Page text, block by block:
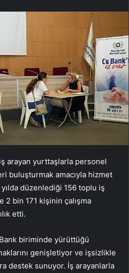
arayan yurttaşlarla personel
buluşturmak amacıyla hizmet
düzenlediği 156 toplu iş
bin 171 kişinin çalışma
etti.
biriminde yürüttüğü
genişletiyor ve işsizlikle
destek sunuyor. İş arayanlarla